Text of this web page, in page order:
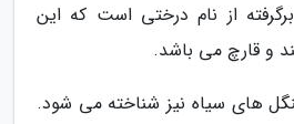
از نام درختی است که این
و قارچ می باشد.
های سیاه نیز شناخته می شود.